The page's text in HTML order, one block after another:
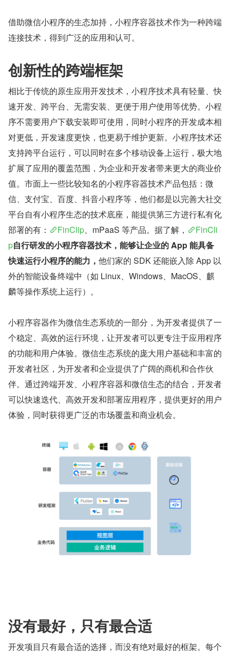
借助微信小程序的生态加持，小程序容器技术作为一种跨端
连接技术，得到广泛的应用和认可。
创新性的跨端框架
相比于传统的原生应用开发技术，小程序技术具有轻量、快
速开发、跨平台、无需安装、更便于用户使用等优势。小程
序不需要用户下载安装即可使用，同时小程序的开发成本相
对更低，开发速度更快，也更易于维护更新。小程序技术还
支持跨平台运行，可以同时在多个移动设备上运行，极大地
扩展了应用的覆盖范围，为企业和开发者带来更大的商业价
值。市面上一些比较知名的小程序容器技术产品包括：微
信、支付宝、百度、抖音小程序等，他们都是以完善大社交
平台自有小程序生态的技术底座，能提供第三方进行私有化
部署的有：
FinClip、mPaaS 等产品。据了解，
FinCli
p自行研发的小程序容器技术，能够让企业的 App 能具备
快速运行小程序的能力， 他们家的 SDK 还能嵌入除 App 以
外的智能设备终端中（如 Linux、Windows、MacOS、麒
麟等操作系统上运行）。
小程序容器作为微信生态系统的一部分，为开发者提供了一
个稳定、高效的运行环境，让开发者可以更专注于应用程序
的功能和用户体验。微信生态系统的庞大用户基础和丰富的
开发者社区，为开发者和企业提供了广阔的商机和合作伙
伴。通过跨端开发、小程序容器和微信生态的结合，开发者
可以快速迭代、高效开发和部署应用程序，提供更好的用户
体验，同时获得更广泛的市场覆盖和商业机会。
没有最好，只有最合适
开发项目只有最合适的选择，而没有绝对最好的框架。每个